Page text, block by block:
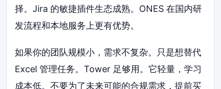
择。Jira 的敏捷插件生态成熟。ONES 在国内研
发流程和本地服务上更有优势。
如果你的团队规模小，需求不复杂。只是想替代
Excel 管理任务。Tower 足够用。它轻量，学习
成本低。不要为了未来可能的合规需求，提前买